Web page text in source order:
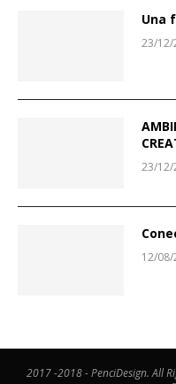
Una
23/12/
23/12/
12/
2017 -2018 - PenciDesign. All